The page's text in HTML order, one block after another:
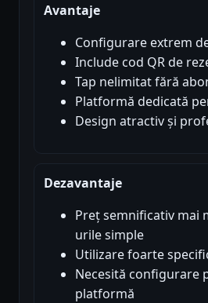
Avantaje
Configurare extrem
Include cod QR de
Tap nelimitat fără
Platformă dedicată
Design atractiv și
Dezavantaje
Preț semnificativ mai
urile simple
Utilizare foarte
Necesită configurare
platformă